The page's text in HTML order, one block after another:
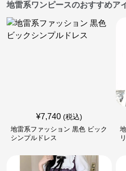
地雷系ワンピースのおすすめア
¥7,740 (税込)
地雷系ファッション 黒色 ビック
シンプルドレス